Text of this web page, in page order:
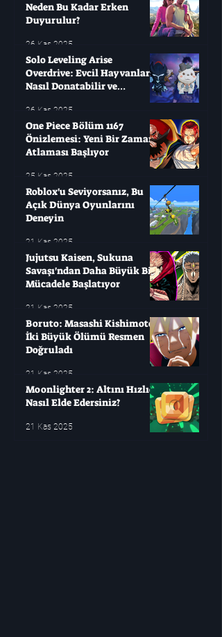
Neden Bu Kadar Erken
Duyurulur?
26 Kas 2025
Solo Leveling Arise
Overdrive: Evcil Hayvanları
Nasıl Donatabilir ve
26 Kas 2025
One Piece Bölüm 1167
Önizlemesi: Yeni Bir Zaman
Atlaması Başlıyor
25 Kas 2025
Roblox'u Seviyorsanız, Bu
Açık Dünya Oyunlarını
Deneyin
21 Kas 2025
Jujutsu Kaisen, Sukuna
Savaşı'ndan Daha Büyük Bir
Mücadele Başlatıyor
21 Kas 2025
Boruto: Masashi Kishimoto
İki Büyük Ölümü Resmen
Doğruladı
21 Kas 2025
Moonlighter 2: Altını Hızlıca
Nasıl Elde Edersiniz?
21 Kas 2025